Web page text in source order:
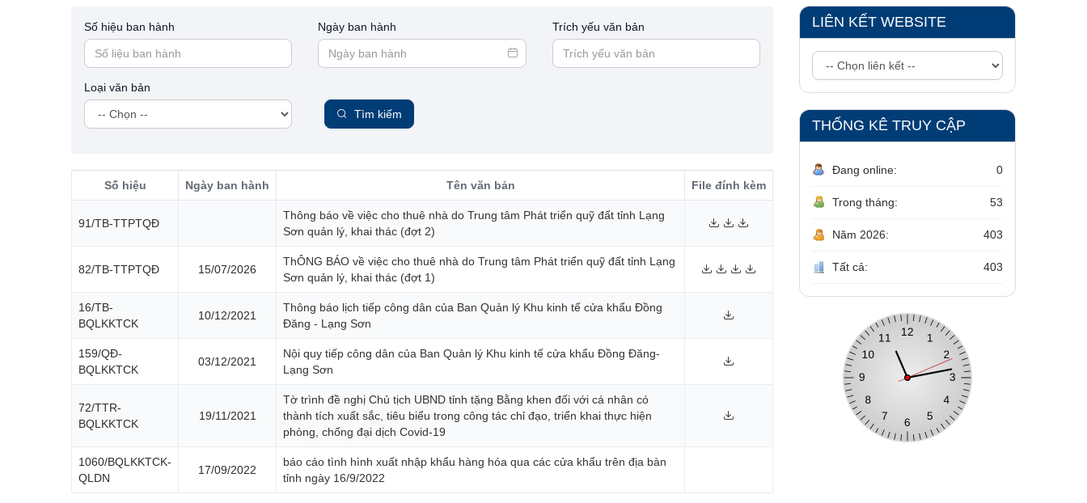
Số hiệu ban hành Ngày ban hành Trích yếu văn bản
Loại văn bản
Tìm kiếm
Số hiệu Ngày ban hành Tên văn bản File đính kèm
91/TB-TTPTQĐ
Thông báo về việc cho thuê nhà do Trung tâm Phát triển quỹ đất tỉnh Lạng
Sơn quản lý, khai thác (đợt 2)
82/TB-TTPTQĐ 15/07/2026
ThÔNG BÁO về việc cho thuê nhà do Trung tâm Phát triển quỹ đất tỉnh Lạng
Sơn quản lý, khai thác (đợt 1)
16/TB-
BQLKKTCK
10/12/2021
Thông báo lịch tiếp công dân của Ban Quản lý Khu kinh tế cửa khẩu Đồng
Đăng - Lạng Sơn
159/QĐ-
BQLKKTCK
03/12/2021
Nội quy tiếp công dân của Ban Quản lý Khu kinh tế cửa khẩu Đồng Đăng-
Lạng Sơn
72/TTR-
BQLKKTCK
19/11/2021
Tờ trình đề nghị Chủ tịch UBND tỉnh tặng Bằng khen đối với cá nhân có
thành tích xuất sắc, tiêu biểu trong công tác chỉ đạo, triển khai thực hiện
phòng, chống đại dịch Covid-19
1060/BQLKKTCK-
QLDN
17/09/2022
báo cáo tình hình xuất nhập khẩu hàng hóa qua các cửa khẩu trên địa bàn
tỉnh ngày 16/9/2022
LIÊN KẾT WEBSITE
THỐNG KÊ TRUY CẬP
Đang online: 0
Trong tháng: 53
Năm 2026: 403
Tất cả: 403